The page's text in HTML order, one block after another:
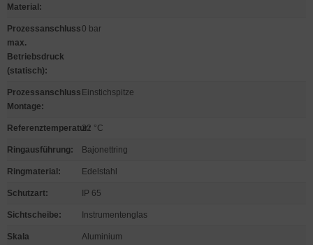
Material :
Prozessanschluss
max.
Betriebsdruck
(statisch):
0 bar
Prozessanschluss
Montage:
Einstichspitze
Referenztemperatur:
22 °C
Ringausführung: Bajonettring
Ringmaterial : Edelstahl
Schutzart: IP 65
Sichtscheibe: Instrumentenglas
Skala
Aluminium